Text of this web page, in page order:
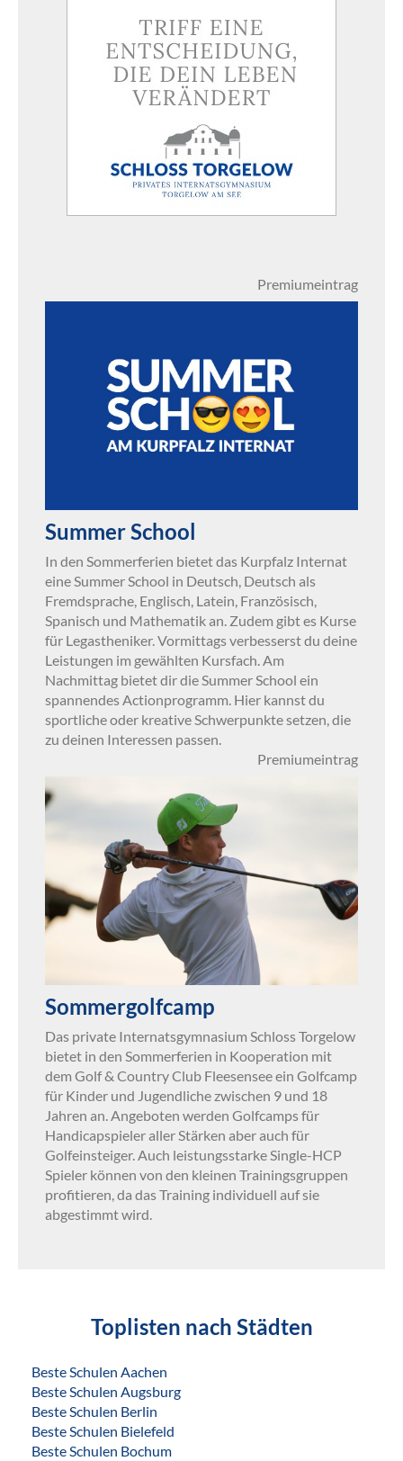
Premiumeintrag
Summer School
In den Sommerferien bietet das Kurpfalz Internat
eine Summer School in Deutsch, Deutsch als
Fremdsprache, Englisch, Latein, Französisch,
Spanisch und Mathematik an. Zudem gibt es Kurse
für Legastheniker. Vormittags verbesserst du deine
Leistungen im gewählten Kursfach. Am
Nachmittag bietet dir die Summer School ein
spannendes Actionprogramm. Hier kannst du
sportliche oder kreative Schwerpunkte setzen, die
zu deinen Interessen passen.
Premiumeintrag
Sommergolfcamp
Das private Internatsgymnasium Schloss Torgelow
bietet in den Sommerferien in Kooperation mit
dem Golf & Country Club Fleesensee ein Golfcamp
für Kinder und Jugendliche zwischen 9 und 18
Jahren an. Angeboten werden Golfcamps für
Handicapspieler aller Stärken aber auch für
Golfeinsteiger. Auch leistungsstarke Single-HCP
Spieler können von den kleinen Trainingsgruppen
profitieren, da das Training individuell auf sie
abgestimmt wird.
Toplisten nach Städten
Beste Schulen Aachen
Beste Schulen Augsburg
Beste Schulen Berlin
Beste Schulen Bielefeld
Beste Schulen Bochum